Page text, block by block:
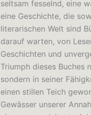
seltsam fesselnd, eine
eine Geschichte, die
literarischen Welt sind
darauf warten, von
Geschichten und
Triumph dieses Buches
sondern in seiner
einen stillen Teich
Gewässer unserer